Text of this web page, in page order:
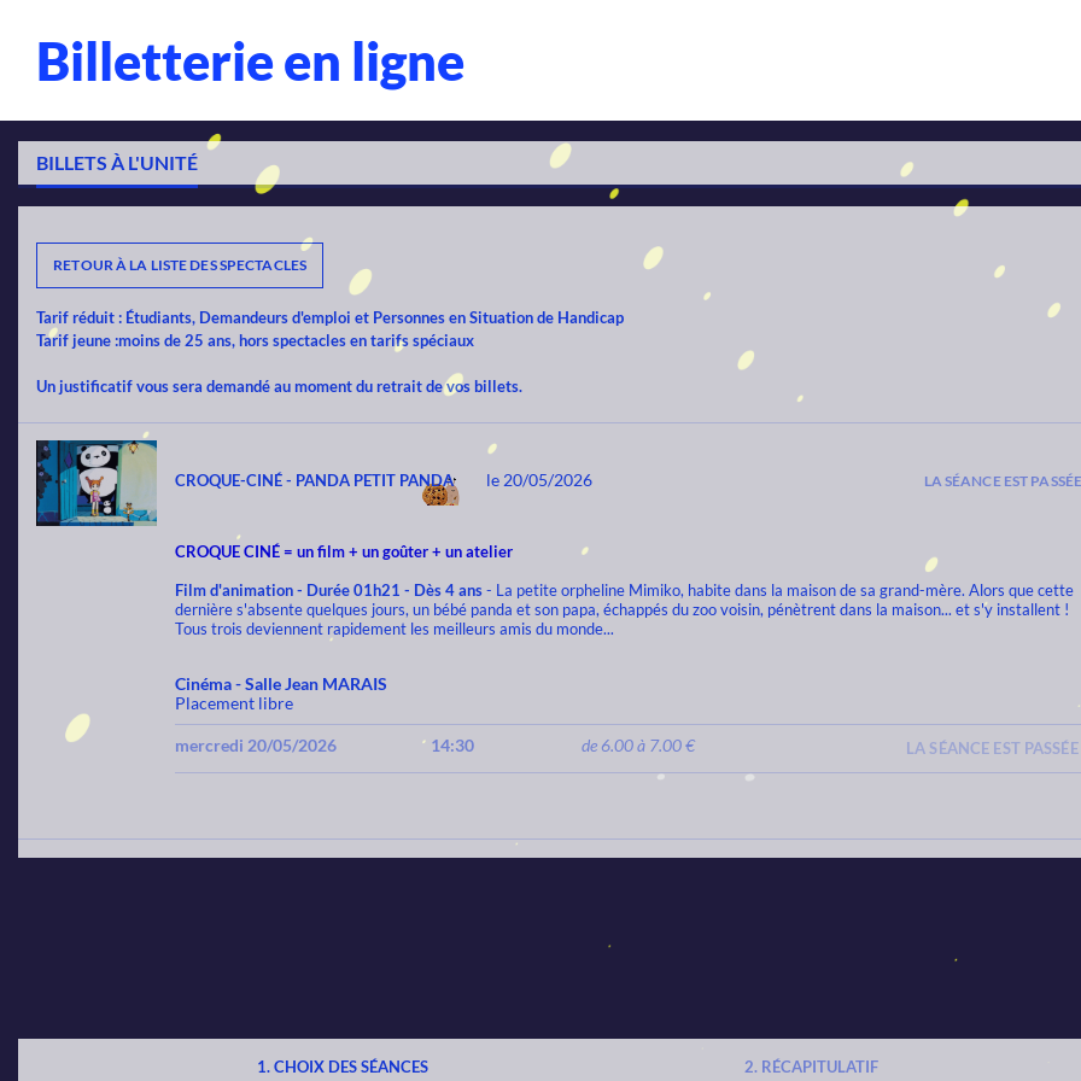
Billetterie en ligne
BILLETS À L'UNITÉ
RETOUR À LA LISTE DES SPECTACLES
Tarif réduit : Étudiants, Demandeurs d'emploi et Personnes en Situation de Handicap
Tarif jeune :moins de 25 ans, hors spectacles en tarifs spéciaux
Un justificatif vous sera demandé au moment du retrait de vos billets.
CROQUE-CINÉ - PANDA PETIT PANDA le 20/05/2026 LA SÉANCE EST PASSÉE
CROQUE CINÉ = un film + un goûter + un atelier
Film d'animation - Durée 01h21 - Dès 4 ans- La petite orpheline Mimiko, habite dans la maison de sa grand-mère. Alors que cette
dernière s'absente quelques jours, un bébé panda et son papa, échappés du zoo voisin, pénètrent dans la maison... et s'y installent !
Tous trois deviennent rapidement les meilleurs amis du monde...
Cinéma - Salle Jean MARAIS
Placement libre
mercredi 20/05/2026 14:30 de 6.00 à 7.00 € LA SÉANCE EST PASSÉE
CHOIX DES SÉANCES RÉCAPITULATIF